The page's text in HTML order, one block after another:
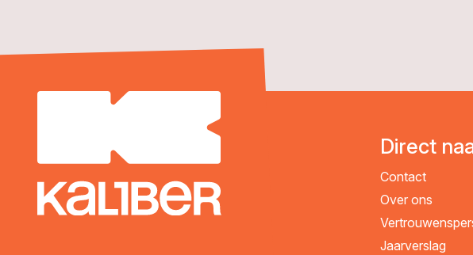
Direct
Contact
Over ons
Jaarverslag